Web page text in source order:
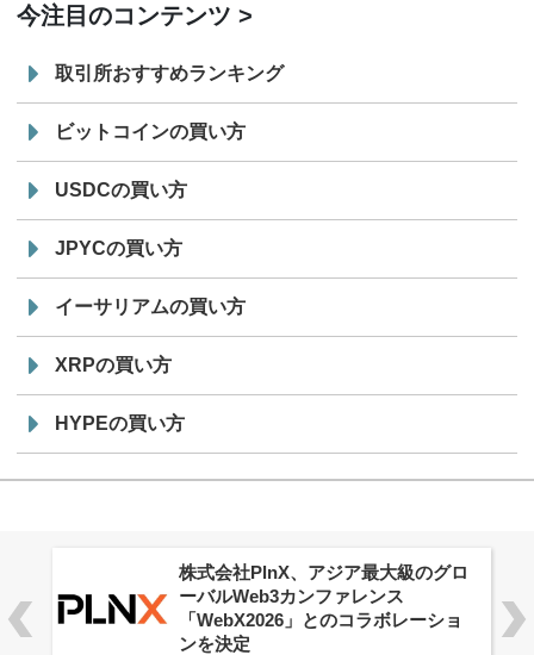
今注目のコンテンツ
取引所おすすめランキング
ビットコインの買い方
USDCの買い方
JPYCの買い方
イーサリアムの買い方
XRPの買い方
HYPEの買い方
株式会社PlnX、アジア最大級のグロ
ーバルWeb3カンファレンス
「WebX2026」とのコラボレーショ
ンを決定